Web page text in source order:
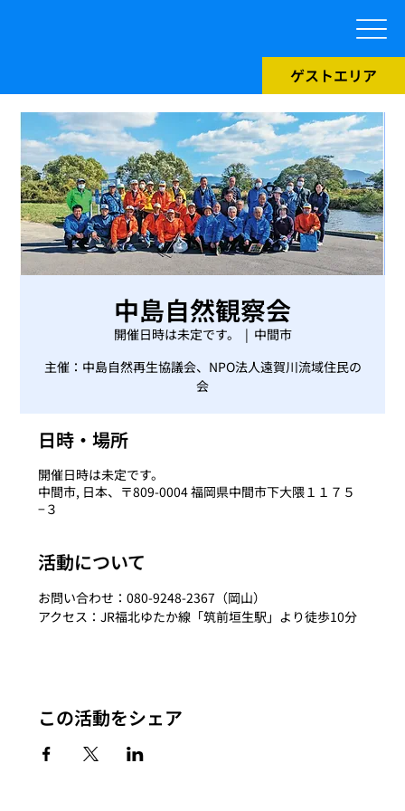
ゲストエリア
中島自然観察会
開催日時は未定です。
  |
中間市
主催：中島自然再生協議会、NPO法人遠賀川流域住民の
会
日時・場所
開催日時は未定です。
中間市, 日本、〒809-0004 福岡県中間市下大隈１１７５
−３
活動について
お問い合わせ：080-9248-2367（岡山）
アクセス：JR福北ゆたか線「筑前垣生駅」より徒歩10分
この活動をシェア